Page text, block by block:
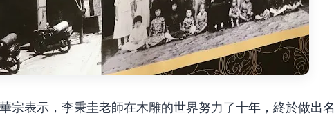
宗表示，李秉圭老師在木雕的世界努力了十年，終於做出名